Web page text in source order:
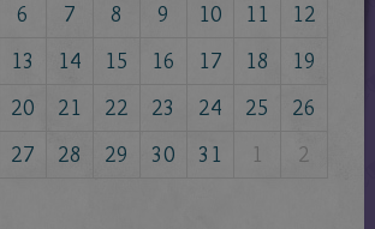
6
7 8 9 10 11
12
13
14 15 16 17 18
19
20
21 22 23 24 25
26
27
28 29 30 31 1 2